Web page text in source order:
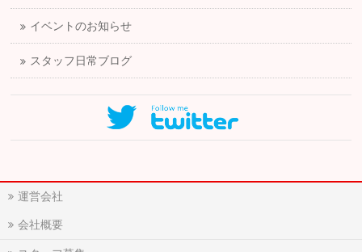
イベントのお知らせ
スタッフ日常ブログ
運営会社
会社概要